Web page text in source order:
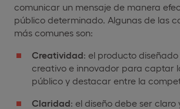
comunicar un mensaje de manera
público determinado. Algunas de las
más comunes son:
Creatividad: el producto
creativo e innovador para captar
público y destacar entre la
Claridad: el diseño debe ser claro